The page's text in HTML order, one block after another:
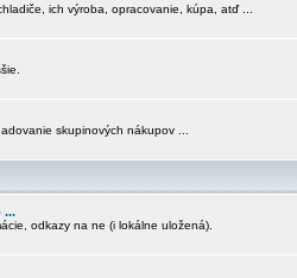
ich výroba, opracovanie, kúpa, atď ...
skupinových nákupov ...
...
odkazy na ne (i lokálne uložená).